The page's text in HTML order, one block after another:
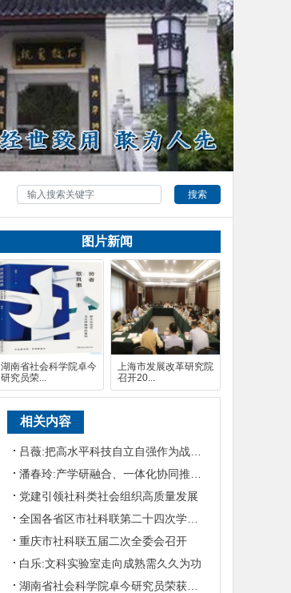
搜索
图片新闻
湖南省社会科学院卓今
研究员荣...
上海市发展改革研究院
召开20...
相关内容
吕薇:把高水平科技自立自强作为战略支撑
党建引领社科类社会组织高质量发展
全国各省区市社科联第二十四次学会工作会议在蓉召开
重庆市社科联五届二次全委会召开
白乐:文科实验室走向成熟需久久为功
湖南省社会科学院卓今研究员荣获第九届鲁迅文学奖